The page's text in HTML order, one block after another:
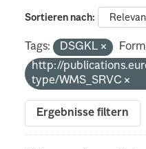
Sortieren nach
Tags: DSGKL
http://
type/WMS_SRVC
Ergebnisse filtern